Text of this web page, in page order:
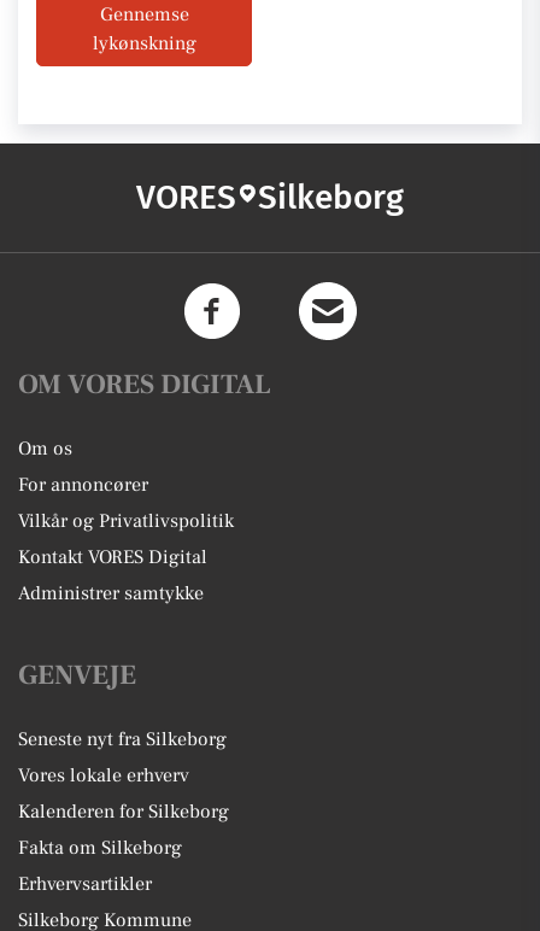
Gennemse
lykønskning
VORES Silkeborg
OM VORES DIGITAL
Om os
For annoncører
Vilkår og Privatlivspolitik
Kontakt VORES Digital
Administrer samtykke
GENVEJE
Seneste nyt fra Silkeborg
Vores lokale erhverv
Kalenderen for Silkeborg
Fakta om Silkeborg
Erhvervsartikler
Silkeborg Kommune